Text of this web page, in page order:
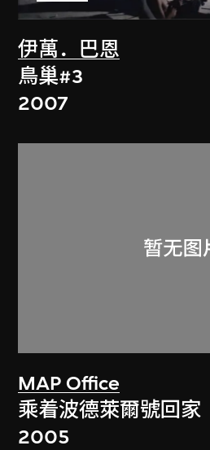
伊萬．巴恩
鳥巢#3
2007
MAP Office
乘着波德萊爾號回家
2005